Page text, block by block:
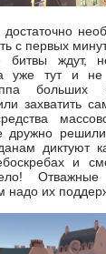
с первых
битвы ждут,
уже тут и не
больших
захватить
дружно
диктуют
и
их